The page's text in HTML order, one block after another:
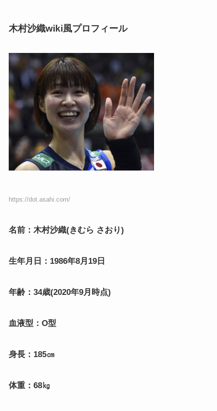
木村沙織wiki風プロフィール
https://dot.asahi.com/
名前：木村沙織(きむら さおり)
生年月日：1986年8月19日
年齢：34歳(2020年9月時点)
血液型：O型
身長：185㎝
体重：68㎏